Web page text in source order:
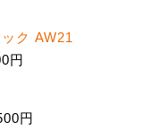
ク AW21
円
円